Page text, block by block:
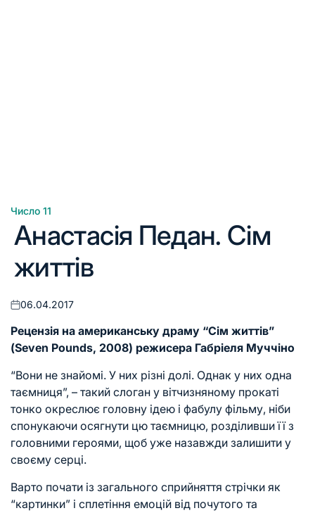
Опублікувати
Число 11
Анастасія Педан. Сім
життів
Оприлюднено
06.04.2017
Рецензія на американську драму “Сім життів”
(Seven Pounds, 2008) режисера Габріеля Муччіно
“Вони не знайомі. У них різні долі. Однак у них одна
таємниця”, – такий слоган у вітчизняному прокаті
тонко окреслює головну ідею і фабулу фільму, ніби
спонукаючи осягнути цю таємницю, розділивши її з
головними героями, щоб уже назавжди залишити у
своєму серці.
Варто почати із загального сприйняття стрічки як
“картинки” і сплетіння емоцій від почутого та